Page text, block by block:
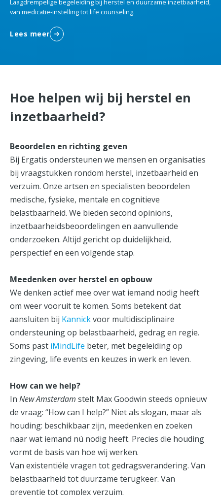
van medicatie-instelling tot life counseling.
Lees meer
Hoe helpen wij bij herstel en
inzetbaarheid?
Beoordelen en richting geven
Bij Ergatis ondersteunen we mensen en organisaties
bij vraagstukken rondom herstel, inzetbaarheid en
verzuim. Onze artsen en specialisten beoordelen
medische, fysieke, mentale en cognitieve
belastbaarheid. We bieden second opinions,
inzetbaarheidsbeoordelingen en aanvullende
onderzoeken. Altijd gericht op duidelijkheid,
perspectief en een volgende stap.
Meedenken over herstel en opbouw
We denken actief mee over wat iemand nodig heeft
om weer vooruit te komen. Soms betekent dat
aansluiten bij Kannickvoor multidisciplinaire
ondersteuning op belastbaarheid, gedrag en regie.
Soms past iMindLife beter, met begeleiding op
zingeving, life events en keuzes in werk en leven.
How can we help?
In New Amsterdam stelt Max Goodwin steeds opnieuw
de vraag: “How can I help?” Niet als slogan, maar als
houding: beschikbaar zijn, meedenken en zoeken
naar wat iemand nú nodig heeft. Precies die houding
vormt de basis van hoe wij werken.
Van existentiële vragen tot gedragsverandering. Van
belastbaarheid tot duurzame terugkeer. Van
preventie tot complex verzuim.